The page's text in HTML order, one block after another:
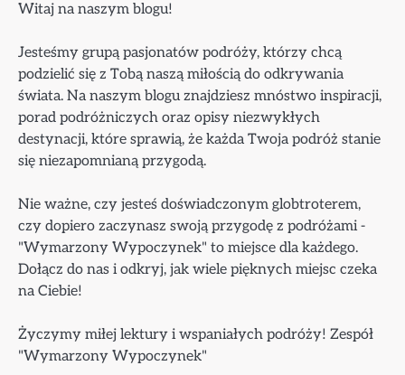
Witaj na naszym blogu!
Jesteśmy grupą pasjonatów podróży, którzy chcą
podzielić się z Tobą naszą miłością do odkrywania
świata. Na naszym blogu znajdziesz mnóstwo inspiracji,
porad podróżniczych oraz opisy niezwykłych
destynacji, które sprawią, że każda Twoja podróż stanie
się niezapomnianą przygodą.
Nie ważne, czy jesteś doświadczonym globtroterem,
czy dopiero zaczynasz swoją przygodę z podróżami -
"Wymarzony Wypoczynek" to miejsce dla każdego.
Dołącz do nas i odkryj, jak wiele pięknych miejsc czeka
na Ciebie!
Życzymy miłej lektury i wspaniałych podróży! Zespół
"Wymarzony Wypoczynek"